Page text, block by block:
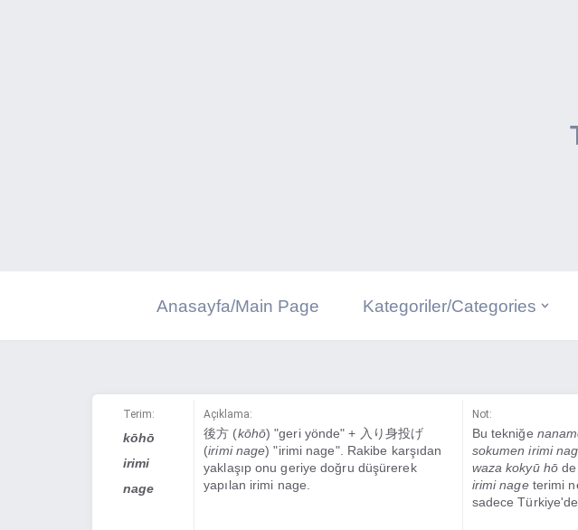
Anasayfa/Main Page Kategoriler/Categories
Terim:
kōhō
irimi
nage
Açıklama:
後方 (kōhō) "geri yönde" + 入り身投げ
(irimi nage) "irimi nage". Rakibe karşıdan
yaklaşıp onu geriye doğru düşürerek
yapılan irimi nage.
Not:
Bu tekniğe
sokumen irimi
waza kokyū hōde
irimi nageterimi
sadece